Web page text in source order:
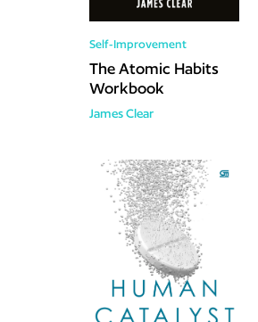
Self-Improvement
The Atomic Habits
Workbook
James Clear